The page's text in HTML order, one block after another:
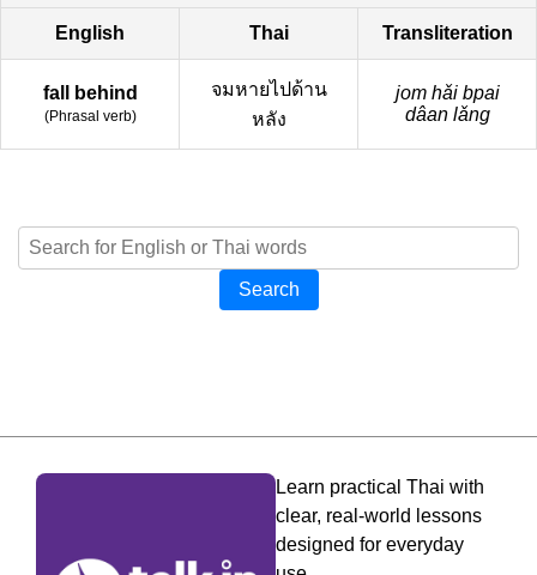
English Thai Transliteration
fall behind
(Phrasal verb)
จมหายไปด้าน
หลัง
jom hǎi bpai
dâan lǎng
Search
Learn practical Thai with
clear, real-world lessons
designed for everyday